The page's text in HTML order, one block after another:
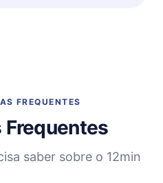
FREQUENTES
Frequentes
saber sobre o 12min